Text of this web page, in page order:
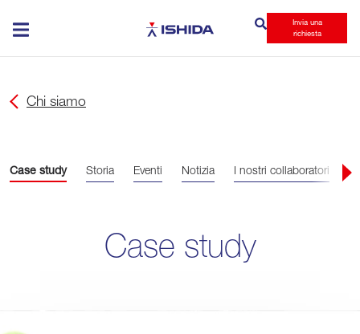
Invia una
richiesta
Chi siamo
Case study
Case study Storia Eventi Notizia I nostri collaboratori